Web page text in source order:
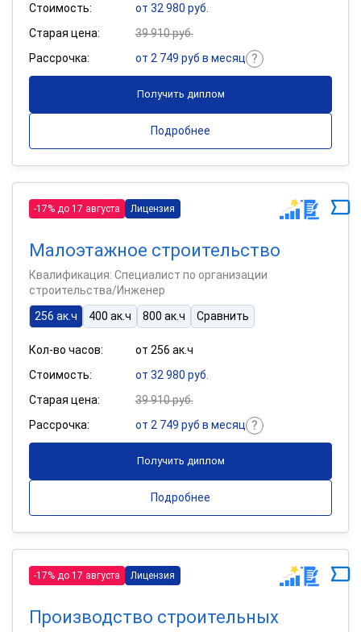
Стоимость:
от 32 980 руб.
Старая цена:
39 910 руб.
Рассрочка:
от 2 749 руб в месяц
Получить диплом
Подробнее
-17% до 17 августа Лицензия
Малоэтажное строительство
Квалификация: Специалист по организации
строительства/Инженер
256 ак.ч
400 ак.ч 800 ак.ч Сравнить
Кол-во часов:
от 256 ак.ч
Стоимость:
от 32 980 руб.
Старая цена:
39 910 руб.
Рассрочка:
от 2 749 руб в месяц
Получить диплом
Подробнее
-17% до 17 августа Лицензия
Производство строительных